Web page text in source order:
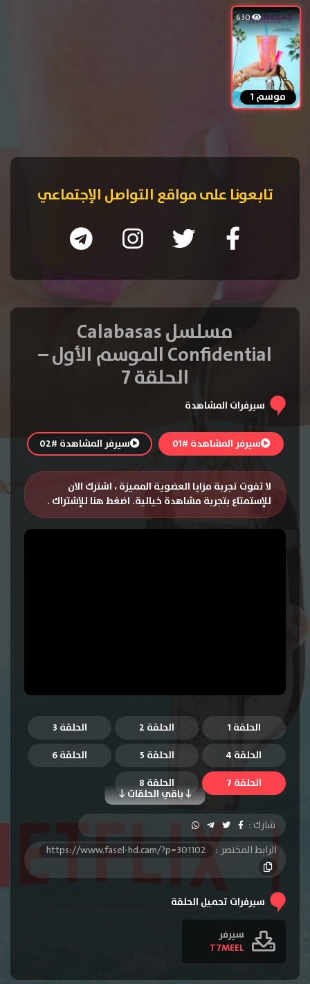
630
موسم 1
تابعونا على مواقع التواصل الإجتماعي
مسلسل Calabasas
Confidential الموسم الأول –
الحلقة 7
سيرفرات المشاهدة
سيرفر المشاهدة #01 سيرفر المشاهدة #02
لا تفوت تجربة مزايا العضوية المميزة ، اشترك الان
للإستمتاع بتجربة مشاهدة خيالية. اضغط هنا للإشتراك .
الحلقة 1 الحلقة 2
الحلقة 3
الحلقة 4
الحلقة 5 الحلقة 6
باقي الحلقات
الحلقة 7 الحلقة 8
شارك :
الرابط المختصر :
https://www.fasel-hd.cam/?p=301102
سيرفرات تحميل الحلقة
سيرفر
T7MEEL